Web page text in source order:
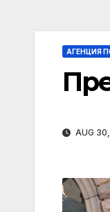
АГЕНЦИЯ
AUG